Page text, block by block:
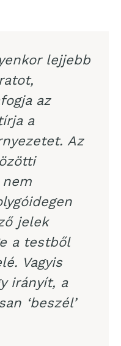
lejjebb
az
a
Az
jelek
a testből
Vagyis
irányít, a
‘beszél’